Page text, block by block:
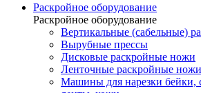
Раскройное оборудование
Раскройное оборудование
Вертикальные (сабельные)
Вырубные прессы
Дисковые раскройные ножи
Ленточные раскройные ножи
Машины для нарезки бейки,